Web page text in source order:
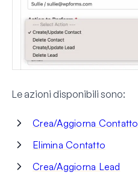
Le azioni disponibili sono:
Crea/Aggiorna Contatto
Elimina Contatto
Crea/Aggiorna Lead